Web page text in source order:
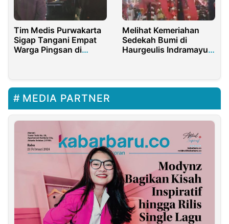
Tim Medis Purwakarta
Sigap Tangani Empat
Warga Pingsan di
Melihat Kemeriahan
Sedekah Bumi di
Haurgeulis Indramayu,
MEDIA PARTNER